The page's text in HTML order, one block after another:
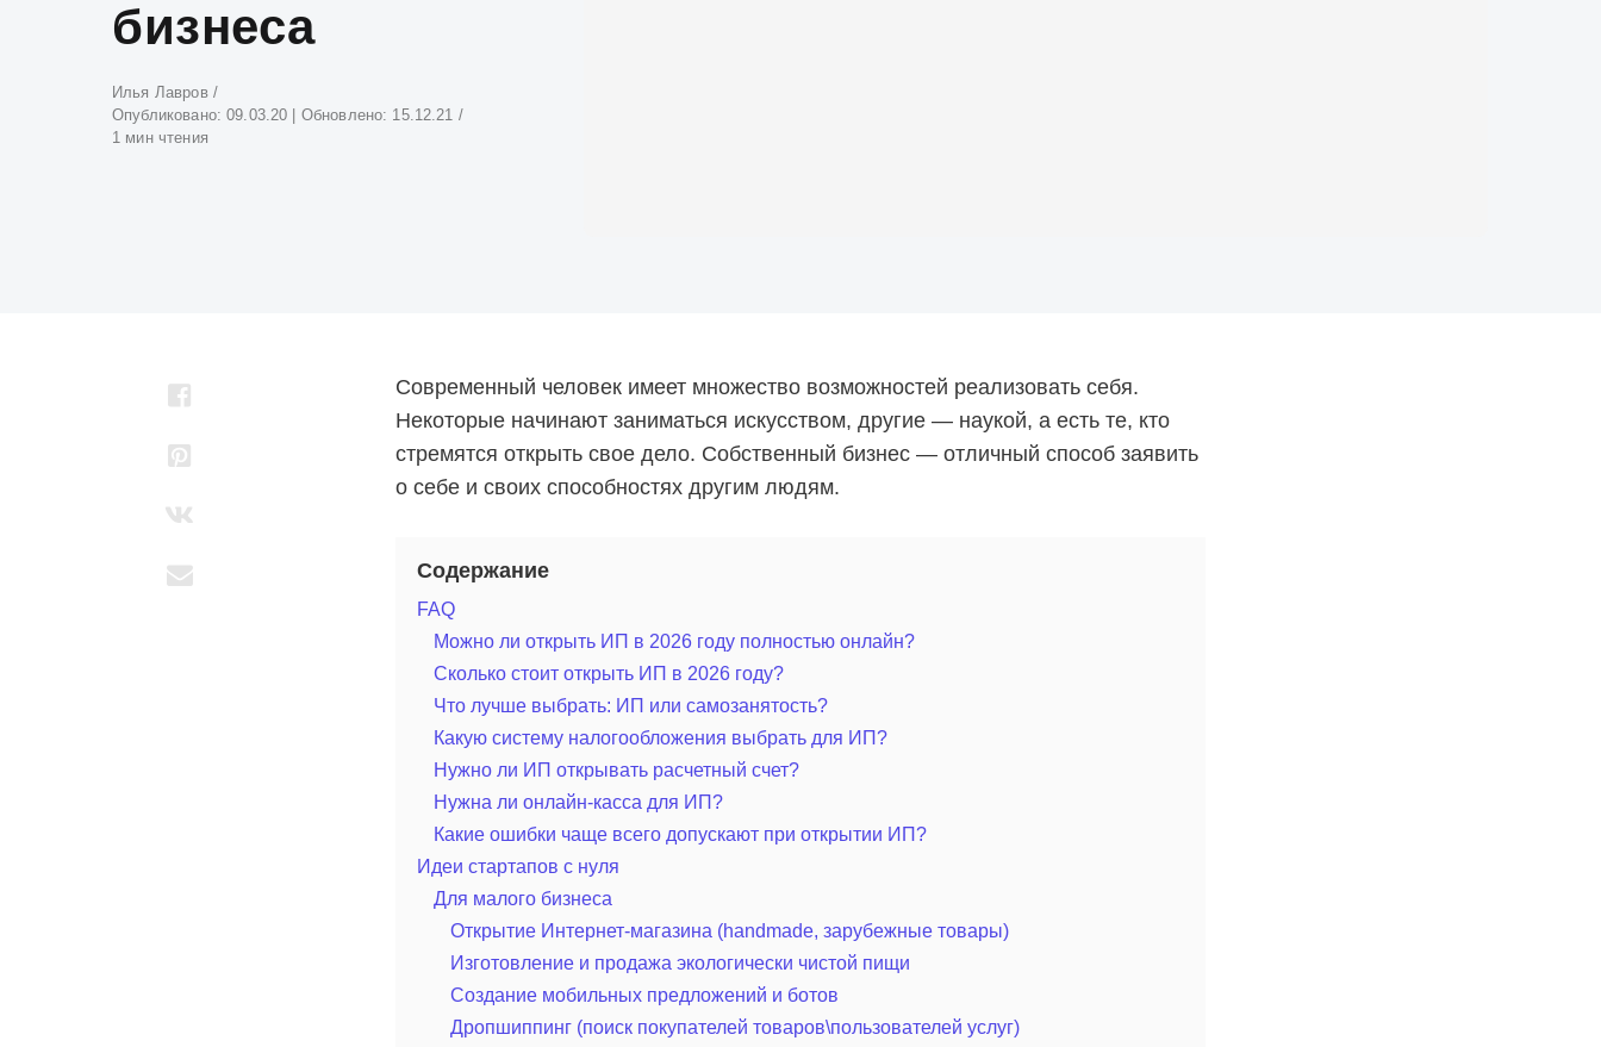
бизнеса
Атвор
Илья Лавров
Опубликовано:09.03.20 | Обновлено: 15.12.21
1 мин чтения
Современный человек имеет множество возможностей реализовать себя.
Некоторые начинают заниматься искусством, другие — наукой, а есть те, кто
стремятся открыть свое дело. Собственный бизнес — отличный способ заявить
о себе и своих способностях другим людям.
Содержание
FAQ
Можно ли открыть ИП в 2026 году полностью онлайн?
Сколько стоит открыть ИП в 2026 году?
Что лучше выбрать: ИП или самозанятость?
Какую систему налогообложения выбрать для ИП?
Нужно ли ИП открывать расчетный счет?
Нужна ли онлайн-касса для ИП?
Какие ошибки чаще всего допускают при открытии ИП?
Идеи стартапов с нуля
Для малого бизнеса
Открытие Интернет-магазина (handmade, зарубежные товары)
Изготовление и продажа экологически чистой пищи
Создание мобильных предложений и ботов
Дропшиппинг (поиск покупателей товаров\пользователей услуг)